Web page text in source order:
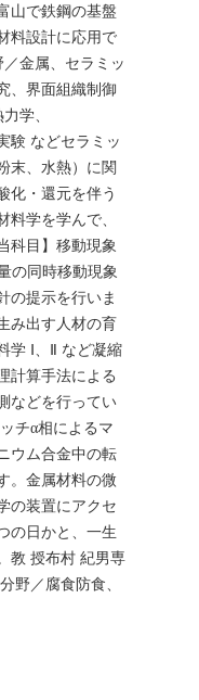
山で鉄鋼の基盤
料設計に応用で
金属、セラミッ
、界面組織制御
定・熱力学、
験 などセラミッ
末、水熱）に関
化・還元を伴う
料学を学んで、
科目】移動現象
の同時移動現象
の提示を行いま
み出す人材の育
学 Ⅰ、Ⅱ など凝縮
計算手法による
などを行ってい
チα相によるマ
ウム合金中の転
。金属材料の微
の装置にアクセ
の日かと、一生
教 授布村 紀男専
野／腐食防食、